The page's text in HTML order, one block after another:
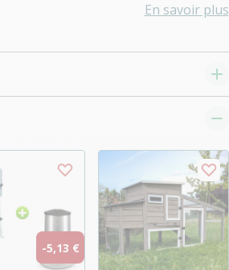
En savoir plus
-5,13 €